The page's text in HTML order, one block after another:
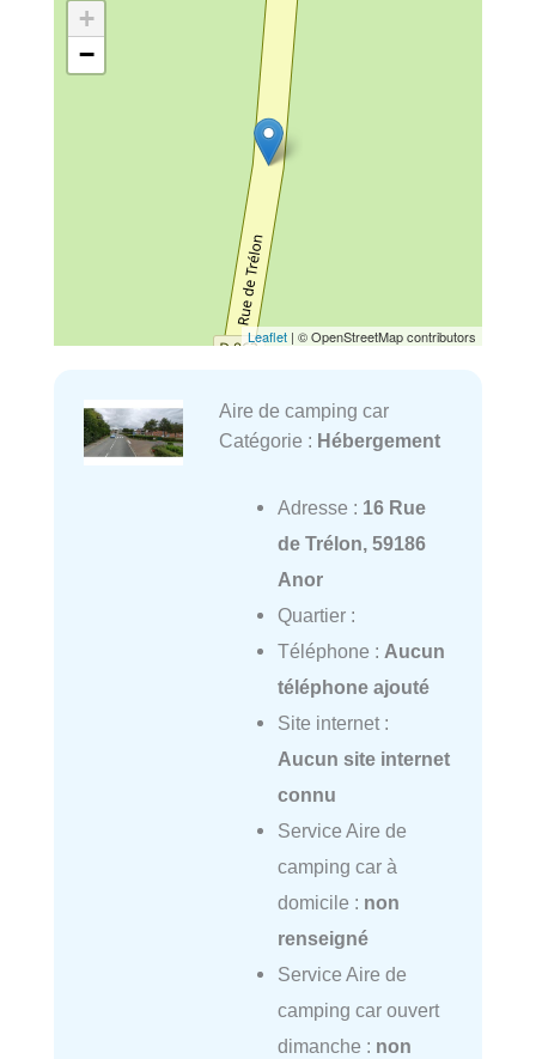
+
−
Leaflet | © OpenStreetMap contributors
Aire de camping car
Catégorie : Hébergement
Adresse : 16 Rue
de Trélon, 59186
Anor
Quartier :
Téléphone : Aucun
téléphone ajouté
Site internet :
Aucun site internet
connu
Service Aire de
camping car à
domicile : non
renseigné
Service Aire de
camping car ouvert
dimanche : non